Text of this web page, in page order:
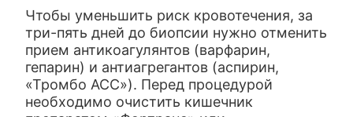
Чтобы уменьшить риск кровотечения, за
три-пять дней до биопсии нужно отменить
прием антикоагулянтов (варфарин,
гепарин) и антиагрегантов (аспирин,
«Тромбо АСС»). Перед процедурой
необходимо очистить кишечник